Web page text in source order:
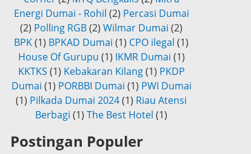
Energi Dumai - Rohil (2) Percasi Dumai
(2) Polling RGB(2) Wilmar Dumai (2)
BPK(1) BPKAD Dumai (1) CPO ilegal (1)
House Of Gurupu (1) IKMR Dumai (1)
KKTKS (1) Kebakaran Kilang (1) PKDP
Dumai (1) PORBBI Dumai (1) PWI Dumai
(1) Pilkada Dumai 2024(1) Riau Atensi
Berbagi (1) The Best Hotel (1)
Postingan Populer